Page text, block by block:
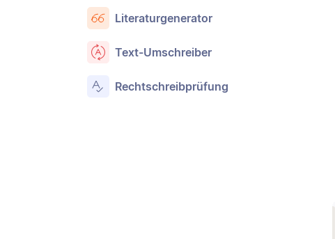
Literaturgenerator
Text-Umschreiber
Rechtschreibprüfung